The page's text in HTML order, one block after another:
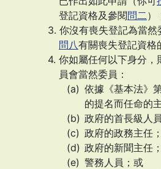
登記資格及參閱問二 ）
你沒有喪失登記為當
問八有關喪失登記資格
你如屬任何以下身分
員會當然委員：
依據《基本法》
的提名而任命的
政府的首長級人
政府的政務主任；
政府的新聞主任；
警務人員；或